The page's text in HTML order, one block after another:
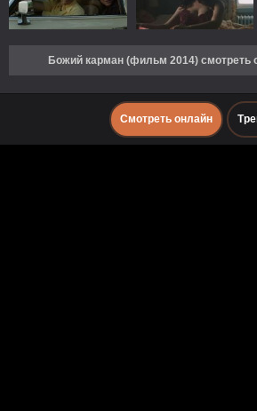
Божий карман (фильм 2014) смотреть
Смотреть онлайн